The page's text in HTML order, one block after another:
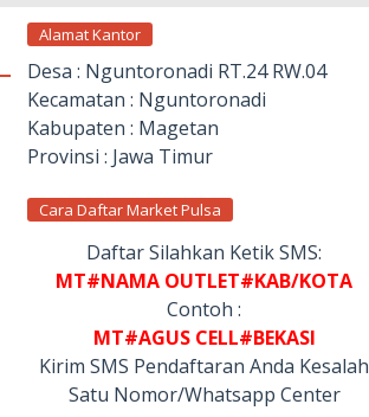
Alamat Kantor
Desa : Nguntoronadi RT.24 RW.04
Kecamatan : Nguntoronadi
Kabupaten : Magetan
Provinsi : Jawa Timur
Cara Daftar Market Pulsa
Daftar Silahkan Ketik SMS:
MT#NAMA OUTLET#KAB/KOTA
Contoh :
MT#AGUS CELL#BEKASI
Kirim SMS Pendaftaran Anda Kesalah
Satu Nomor/Whatsapp Center